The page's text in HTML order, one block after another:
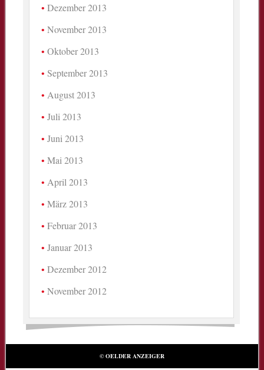
Dezember 2013
November 2013
Oktober 2013
September 2013
August 2013
Juli 2013
Juni 2013
Mai 2013
April 2013
März 2013
Februar 2013
Januar 2013
Dezember 2012
November 2012
© OELDER ANZEIGER